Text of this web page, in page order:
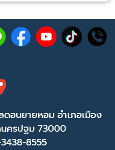
อนยายหอม อำเภอเมือง
ครปฐม 73000
8555